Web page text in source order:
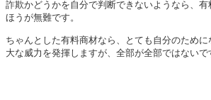
詐欺かどうかを自分で判断できないようなら、
ほうが無難です。
ちゃんとした有料商材なら、とても自分のため
大な威力を発揮しますが、全部が全部ではないで